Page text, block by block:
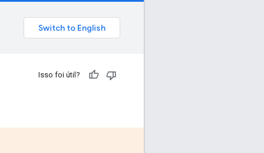
Isso foi útil?